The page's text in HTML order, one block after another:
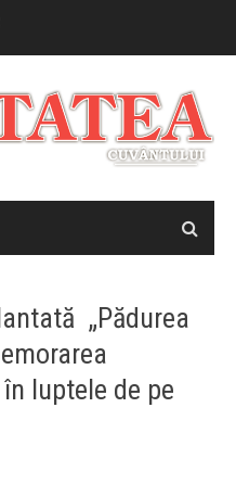
„Pădurea
luptele de pe